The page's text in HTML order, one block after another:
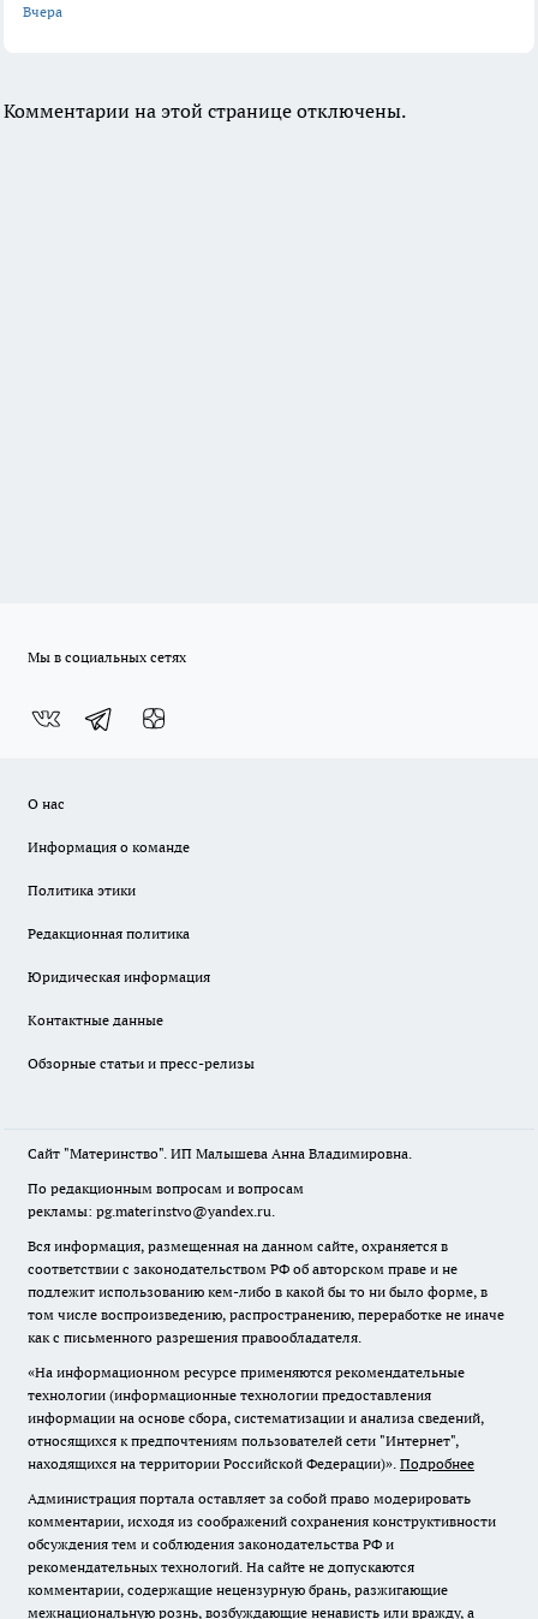
Вчера
Комментарии на этой странице отключены.
Мы в социальных сетях
О нас
Информация о команде
Политика этики
Редакционная политика
Юридическая информация
Контактные данные
Обзорные статьи и пресс-релизы
Сайт "Материнство". ИП Малышева Анна Владимировна.
По редакционным вопросам и вопросам
рекламы: pg.materinstvo@yandex.ru.
Вся информация, размещенная на данном сайте, охраняется в
соответствии с законодательством РФ об авторском праве и не
подлежит использованию кем-либо в какой бы то ни было форме, в
том числе воспроизведению, распространению, переработке не иначе
как с письменного разрешения правообладателя.
«На информационном ресурсе применяются рекомендательные
технологии (информационные технологии предоставления
информации на основе сбора, систематизации и анализа сведений,
относящихся к предпочтениям пользователей сети "Интернет",
находящихся на территории Российской Федерации)». Подробнее
Администрация портала оставляет за собой право модерировать
комментарии, исходя из соображений сохранения конструктивности
обсуждения тем и соблюдения законодательства РФ и
рекомендательных технологий. На сайте не допускаются
комментарии, содержащие нецензурную брань, разжигающие
межнациональную рознь, возбуждающие ненависть или вражду, а